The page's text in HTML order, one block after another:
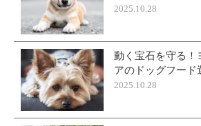
2025.10.28
動く宝石を守る！
アのドッグフード
2025.10.28